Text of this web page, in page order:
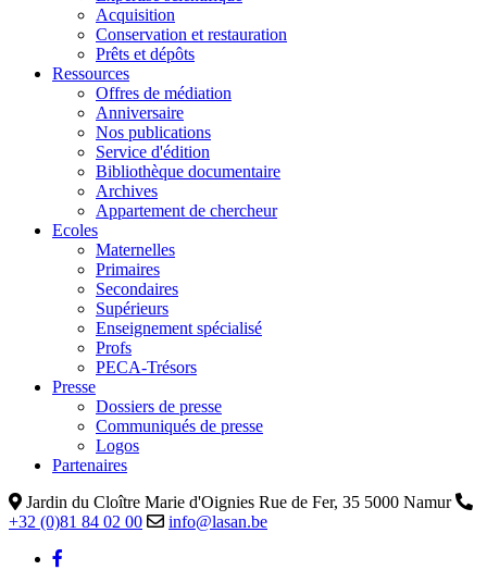
Acquisition
Conservation et restauration
Prêts et dépôts
Ressources
Offres de médiation
Anniversaire
Nos publications
Service d'édition
Bibliothèque documentaire
Archives
Appartement de chercheur
Ecoles
Maternelles
Primaires
Secondaires
Supérieurs
Enseignement spécialisé
Profs
PECA-Trésors
Presse
Dossiers de presse
Communiqués de presse
Logos
Partenaires
Jardin du Cloître Marie d'Oignies Rue de Fer, 35 5000 Namur
+32 (0)81 84 02 00
info@lasan.be